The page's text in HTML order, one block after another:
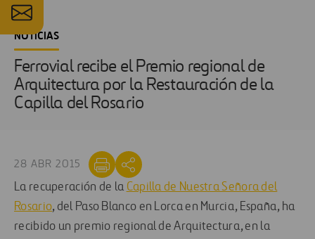
NOTICIAS
Ferrovial recibe el Premio regional de
Arquitectura por la Restauración de la
Capilla del Rosario
28 ABR 2015
La recuperación de la Capilla de Nuestra Señora del
Rosario, del Paso Blanco en Lorca en Murcia, España, ha
recibido un premio regional de Arquitectura, en la